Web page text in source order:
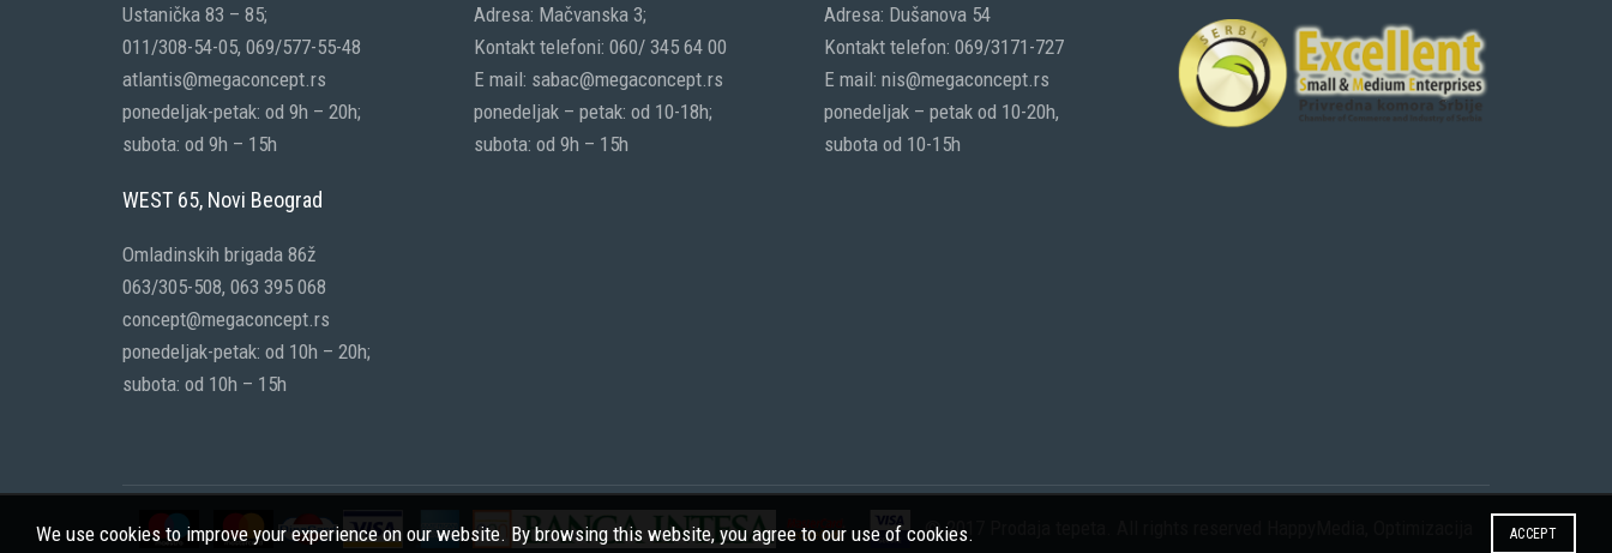
Ustanička 83 – 85;
011/308-54-05, 069/577-55-48
atlantis@megaconcept.rs
ponedeljak-petak: od 9h – 20h;
subota: od 9h – 15h
WEST 65, Novi Beograd
Omladinskih brigada 86ž
063/305-508, 063 395 068
concept@megaconcept.rs
ponedeljak-petak: od 10h – 20h;
subota: od 10h – 15h
Adresa: Mačvanska 3;
Kontakt telefoni: 060/ 345 64 00
E mail: sabac@megaconcept.rs
ponedeljak – petak: od 10-18h;
subota: od 9h – 15h
Adresa: Dušanova 54
Kontakt telefon: 069/3171-727
E mail: nis@megaconcept.rs
ponedeljak – petak od 10-20h,
subota od 10-15h
© 2017 Prodaja tepeta. All rights reserved
We use cookies to improve your experience on our website. By browsing this website, you agree to our use of cookies. ACCEPT